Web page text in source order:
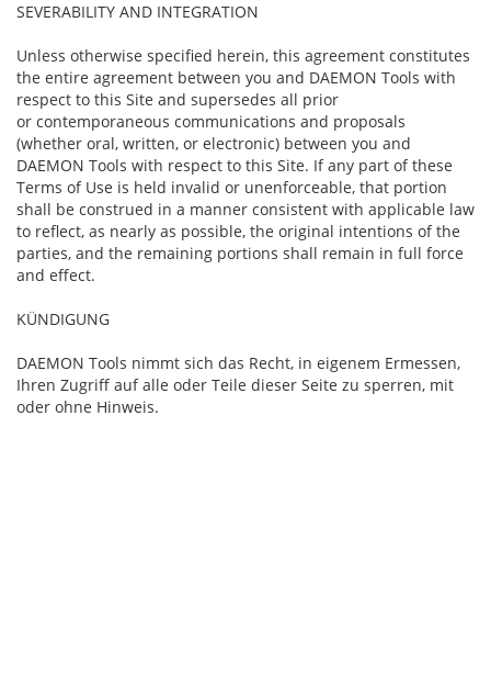
SEVERABILITY AND INTEGRATION
Unless otherwise specified herein, this agreement constitutes
the entire agreement between you and DAEMON Tools with
respect to this Site and supersedes all prior
or contemporaneous communications and proposals
(whether oral, written, or electronic) between you and
DAEMON Tools with respect to this Site. If any part of these
Terms of Use is held invalid or unenforceable, that portion
shall be construed in a manner consistent with applicable law
to reflect, as nearly as possible, the original intentions of the
parties, and the remaining portions shall remain in full force
and effect.
KÜNDIGUNG
DAEMON Tools nimmt sich das Recht, in eigenem Ermessen,
Ihren Zugriff auf alle oder Teile dieser Seite zu sperren, mit
oder ohne Hinweis.